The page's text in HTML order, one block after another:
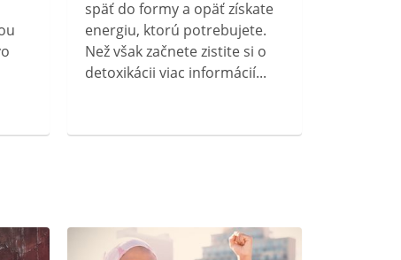
späť do formy a opäť získate
energiu, ktorú potrebujete.
Než však začnete zistite si o
detoxikácii viac informácií...